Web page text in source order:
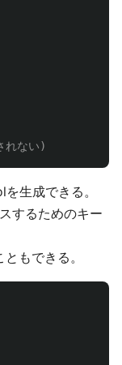
ない)
生成できる。
するためのキー
もできる。